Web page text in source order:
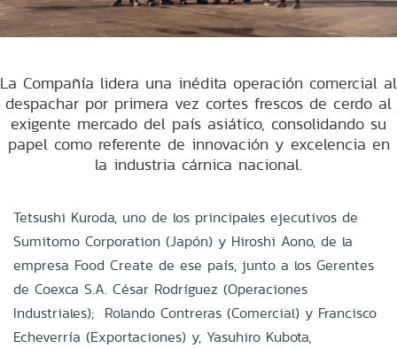
La Compañía lidera una inédita operación comercial al
despachar por primera vez cortes frescos de cerdo al
exigente mercado del país asiático, consolidando su
papel como referente de innovación y excelencia en
la industria cárnica nacional.
Tetsushi Kuroda, uno de los principales ejecutivos de
Sumitomo Corporation (Japón) y Hiroshi Aono, de la
empresa Food Create de ese país, junto a los Gerentes
de Coexca S.A. César Rodríguez (Operaciones
Industriales); Rolando Contreras (Comercial) y Francisco
Echeverría (Exportaciones) y, Yasuhiro Kubota,